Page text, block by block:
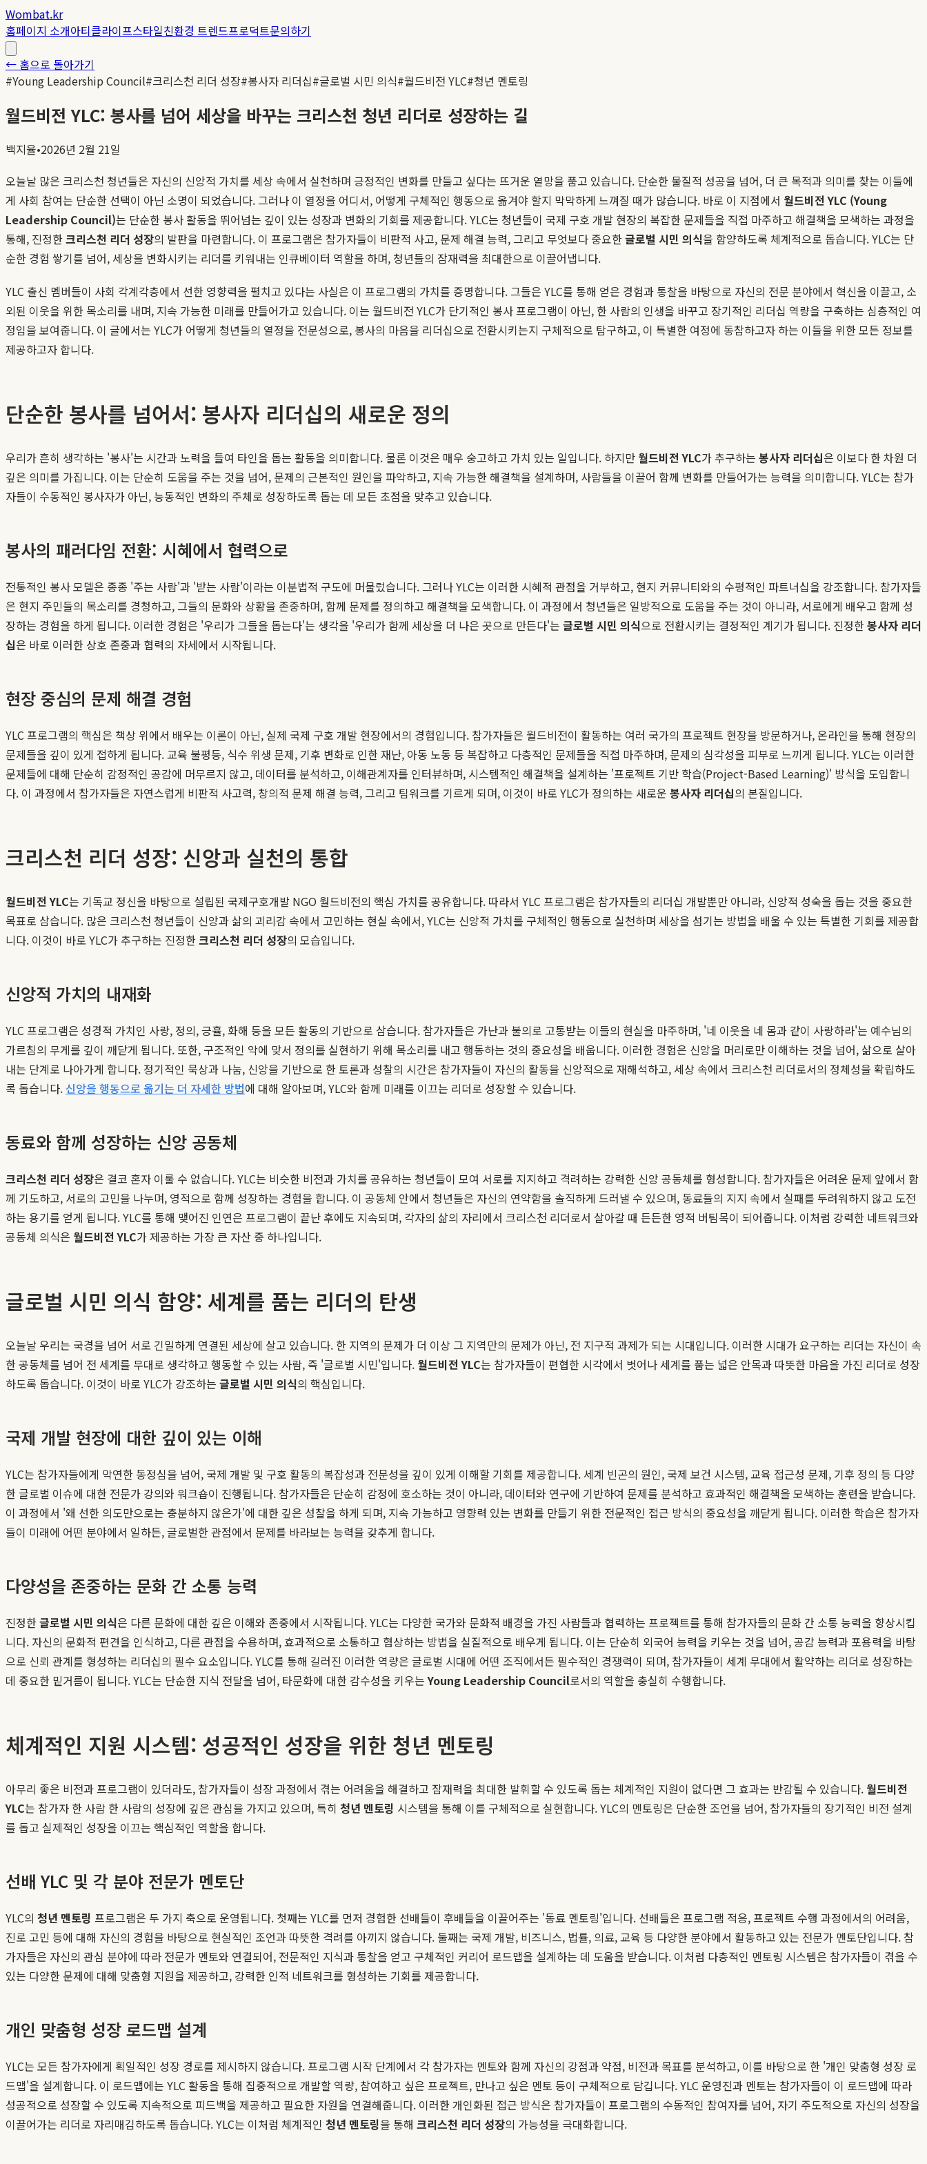
Wombat.kr
홈페이지 소개아티클라이프스타일친환경 트렌드프로덕트문의하기
← 홈으로 돌아가기
#Young Leadership Council#크리스천 리더 성장#봉사자 리더십#글로벌 시민 의식#월드비전 YLC#청년 멘토링
월드비전 YLC: 봉사를 넘어 세상을 바꾸는 크리스천 청년 리더로 성장하는 길
백지율•2026년 2월 21일
오늘날 많은 크리스천 청년들은 자신의 신앙적 가치를 세상 속에서 실천하며 긍정적인 변화를 만들고 싶다는 뜨거운 열망을 품고 있습니다. 단순한 물질적 성공을 넘어, 더 큰 목적과 의미를 찾는 이들에
게 사회 참여는 단순한 선택이 아닌 소명이 되었습니다. 그러나 이 열정을 어디서, 어떻게 구체적인 행동으로 옮겨야 할지 막막하게 느껴질 때가 많습니다. 바로 이 지점에서 월드비전 YLC (Young
Leadership Council)는 단순한 봉사 활동을 뛰어넘는 깊이 있는 성장과 변화의 기회를 제공합니다. YLC는 청년들이 국제 구호 개발 현장의 복잡한 문제들을 직접 마주하고 해결책을 모색하는 과정을
통해, 진정한크리스천 리더 성장의 발판을 마련합니다. 이 프로그램은 참가자들이 비판적 사고, 문제 해결 능력, 그리고 무엇보다 중요한글로벌 시민 의식을 함양하도록 체계적으로 돕습니다. YLC는 단
순한 경험 쌓기를 넘어, 세상을 변화시키는 리더를 키워내는 인큐베이터 역할을 하며, 청년들의 잠재력을 최대한으로 이끌어냅니다.
YLC 출신 멤버들이 사회 각계각층에서 선한 영향력을 펼치고 있다는 사실은 이 프로그램의 가치를 증명합니다. 그들은 YLC를 통해 얻은 경험과 통찰을 바탕으로 자신의 전문 분야에서 혁신을 이끌고, 소
외된 이웃을 위한 목소리를 내며, 지속 가능한 미래를 만들어가고 있습니다. 이는 월드비전 YLC가 단기적인 봉사 프로그램이 아닌, 한 사람의 인생을 바꾸고 장기적인 리더십 역량을 구축하는 심층적인 여
정임을 보여줍니다. 이 글에서는 YLC가 어떻게 청년들의 열정을 전문성으로, 봉사의 마음을 리더십으로 전환시키는지 구체적으로 탐구하고, 이 특별한 여정에 동참하고자 하는 이들을 위한 모든 정보를
제공하고자 합니다.
단순한 봉사를 넘어서: 봉사자 리더십의 새로운 정의
우리가 흔히 생각하는 '봉사'는 시간과 노력을 들여 타인을 돕는 활동을 의미합니다. 물론 이것은 매우 숭고하고 가치 있는 일입니다. 하지만 월드비전 YLC가 추구하는 봉사자 리더십은 이보다 한 차원 더
깊은 의미를 가집니다. 이는 단순히 도움을 주는 것을 넘어, 문제의 근본적인 원인을 파악하고, 지속 가능한 해결책을 설계하며, 사람들을 이끌어 함께 변화를 만들어가는 능력을 의미합니다. YLC는 참가
자들이 수동적인 봉사자가 아닌, 능동적인 변화의 주체로 성장하도록 돕는 데 모든 초점을 맞추고 있습니다.
봉사의 패러다임 전환: 시혜에서 협력으로
전통적인 봉사 모델은 종종 '주는 사람'과 '받는 사람'이라는 이분법적 구도에 머물렀습니다. 그러나 YLC는 이러한 시혜적 관점을 거부하고, 현지 커뮤니티와의 수평적인 파트너십을 강조합니다. 참가자들
은 현지 주민들의 목소리를 경청하고, 그들의 문화와 상황을 존중하며, 함께 문제를 정의하고 해결책을 모색합니다. 이 과정에서 청년들은 일방적으로 도움을 주는 것이 아니라, 서로에게 배우고 함께 성
장하는 경험을 하게 됩니다. 이러한 경험은 '우리가 그들을 돕는다'는 생각을 '우리가 함께 세상을 더 나은 곳으로 만든다'는 글로벌 시민 의식으로 전환시키는 결정적인 계기가 됩니다. 진정한봉사자 리더
십은 바로 이러한 상호 존중과 협력의 자세에서 시작됩니다.
현장 중심의 문제 해결 경험
YLC 프로그램의 핵심은 책상 위에서 배우는 이론이 아닌, 실제 국제 구호 개발 현장에서의 경험입니다. 참가자들은 월드비전이 활동하는 여러 국가의 프로젝트 현장을 방문하거나, 온라인을 통해 현장의
문제들을 깊이 있게 접하게 됩니다. 교육 불평등, 식수 위생 문제, 기후 변화로 인한 재난, 아동 노동 등 복잡하고 다층적인 문제들을 직접 마주하며, 문제의 심각성을 피부로 느끼게 됩니다. YLC는 이러한
문제들에 대해 단순히 감정적인 공감에 머무르지 않고, 데이터를 분석하고, 이해관계자를 인터뷰하며, 시스템적인 해결책을 설계하는 '프로젝트 기반 학습(Project-Based Learning)' 방식을 도입합니
다. 이 과정에서 참가자들은 자연스럽게 비판적 사고력, 창의적 문제 해결 능력, 그리고 팀워크를 기르게 되며, 이것이 바로 YLC가 정의하는 새로운 봉사자 리더십의 본질입니다.
크리스천 리더 성장: 신앙과 실천의 통합
월드비전 YLC는 기독교 정신을 바탕으로 설립된 국제구호개발 NGO 월드비전의 핵심 가치를 공유합니다. 따라서 YLC 프로그램은 참가자들의 리더십 개발뿐만 아니라, 신앙적 성숙을 돕는 것을 중요한
목표로 삼습니다. 많은 크리스천 청년들이 신앙과 삶의 괴리감 속에서 고민하는 현실 속에서, YLC는 신앙적 가치를 구체적인 행동으로 실천하며 세상을 섬기는 방법을 배울 수 있는 특별한 기회를 제공합
니다. 이것이 바로 YLC가 추구하는 진정한크리스천 리더 성장의 모습입니다.
신앙적 가치의 내재화
YLC 프로그램은 성경적 가치인 사랑, 정의, 긍휼, 화해 등을 모든 활동의 기반으로 삼습니다. 참가자들은 가난과 불의로 고통받는 이들의 현실을 마주하며, '네 이웃을 네 몸과 같이 사랑하라'는 예수님의
가르침의 무게를 깊이 깨닫게 됩니다. 또한, 구조적인 악에 맞서 정의를 실현하기 위해 목소리를 내고 행동하는 것의 중요성을 배웁니다. 이러한 경험은 신앙을 머리로만 이해하는 것을 넘어, 삶으로 살아
내는 단계로 나아가게 합니다. 정기적인 묵상과 나눔, 신앙을 기반으로 한 토론과 성찰의 시간은 참가자들이 자신의 활동을 신앙적으로 재해석하고, 세상 속에서 크리스천 리더로서의 정체성을 확립하도
록 돕습니다. 신앙을 행동으로 옮기는 더 자세한 방법에 대해 알아보며, YLC와 함께 미래를 이끄는 리더로 성장할 수 있습니다.
동료와 함께 성장하는 신앙 공동체
크리스천 리더 성장은 결코 혼자 이룰 수 없습니다. YLC는 비슷한 비전과 가치를 공유하는 청년들이 모여 서로를 지지하고 격려하는 강력한 신앙 공동체를 형성합니다. 참가자들은 어려운 문제 앞에서 함
께 기도하고, 서로의 고민을 나누며, 영적으로 함께 성장하는 경험을 합니다. 이 공동체 안에서 청년들은 자신의 연약함을 솔직하게 드러낼 수 있으며, 동료들의 지지 속에서 실패를 두려워하지 않고 도전
하는 용기를 얻게 됩니다. YLC를 통해 맺어진 인연은 프로그램이 끝난 후에도 지속되며, 각자의 삶의 자리에서 크리스천 리더로서 살아갈 때 든든한 영적 버팀목이 되어줍니다. 이처럼 강력한 네트워크와
공동체 의식은 월드비전 YLC가 제공하는 가장 큰 자산 중 하나입니다.
글로벌 시민 의식 함양: 세계를 품는 리더의 탄생
오늘날 우리는 국경을 넘어 서로 긴밀하게 연결된 세상에 살고 있습니다. 한 지역의 문제가 더 이상 그 지역만의 문제가 아닌, 전 지구적 과제가 되는 시대입니다. 이러한 시대가 요구하는 리더는 자신이 속
한 공동체를 넘어 전 세계를 무대로 생각하고 행동할 수 있는 사람, 즉 '글로벌 시민'입니다. 월드비전 YLC는 참가자들이 편협한 시각에서 벗어나 세계를 품는 넓은 안목과 따뜻한 마음을 가진 리더로 성장
하도록 돕습니다. 이것이 바로 YLC가 강조하는 글로벌 시민 의식의 핵심입니다.
국제 개발 현장에 대한 깊이 있는 이해
YLC는 참가자들에게 막연한 동정심을 넘어, 국제 개발 및 구호 활동의 복잡성과 전문성을 깊이 있게 이해할 기회를 제공합니다. 세계 빈곤의 원인, 국제 보건 시스템, 교육 접근성 문제, 기후 정의 등 다양
한 글로벌 이슈에 대한 전문가 강의와 워크숍이 진행됩니다. 참가자들은 단순히 감정에 호소하는 것이 아니라, 데이터와 연구에 기반하여 문제를 분석하고 효과적인 해결책을 모색하는 훈련을 받습니다.
이 과정에서 '왜 선한 의도만으로는 충분하지 않은가'에 대한 깊은 성찰을 하게 되며, 지속 가능하고 영향력 있는 변화를 만들기 위한 전문적인 접근 방식의 중요성을 깨닫게 됩니다. 이러한 학습은 참가자
들이 미래에 어떤 분야에서 일하든, 글로벌한 관점에서 문제를 바라보는 능력을 갖추게 합니다.
다양성을 존중하는 문화 간 소통 능력
진정한글로벌 시민 의식은 다른 문화에 대한 깊은 이해와 존중에서 시작됩니다. YLC는 다양한 국가와 문화적 배경을 가진 사람들과 협력하는 프로젝트를 통해 참가자들의 문화 간 소통 능력을 향상시킵
니다. 자신의 문화적 편견을 인식하고, 다른 관점을 수용하며, 효과적으로 소통하고 협상하는 방법을 실질적으로 배우게 됩니다. 이는 단순히 외국어 능력을 키우는 것을 넘어, 공감 능력과 포용력을 바탕
으로 신뢰 관계를 형성하는 리더십의 필수 요소입니다. YLC를 통해 길러진 이러한 역량은 글로벌 시대에 어떤 조직에서든 필수적인 경쟁력이 되며, 참가자들이 세계 무대에서 활약하는 리더로 성장하는
데 중요한 밑거름이 됩니다. YLC는 단순한 지식 전달을 넘어, 타문화에 대한 감수성을 키우는Young Leadership Council로서의 역할을 충실히 수행합니다.
체계적인 지원 시스템: 성공적인 성장을 위한 청년 멘토링
아무리 좋은 비전과 프로그램이 있더라도, 참가자들이 성장 과정에서 겪는 어려움을 해결하고 잠재력을 최대한 발휘할 수 있도록 돕는 체계적인 지원이 없다면 그 효과는 반감될 수 있습니다. 월드비전
YLC는 참가자 한 사람 한 사람의 성장에 깊은 관심을 가지고 있으며, 특히 청년 멘토링 시스템을 통해 이를 구체적으로 실현합니다. YLC의 멘토링은 단순한 조언을 넘어, 참가자들의 장기적인 비전 설계
를 돕고 실제적인 성장을 이끄는 핵심적인 역할을 합니다.
선배 YLC 및 각 분야 전문가 멘토단
YLC의 청년 멘토링 프로그램은 두 가지 축으로 운영됩니다. 첫째는 YLC를 먼저 경험한 선배들이 후배들을 이끌어주는 '동료 멘토링'입니다. 선배들은 프로그램 적응, 프로젝트 수행 과정에서의 어려움,
진로 고민 등에 대해 자신의 경험을 바탕으로 현실적인 조언과 따뜻한 격려를 아끼지 않습니다. 둘째는 국제 개발, 비즈니스, 법률, 의료, 교육 등 다양한 분야에서 활동하고 있는 전문가 멘토단입니다. 참
가자들은 자신의 관심 분야에 따라 전문가 멘토와 연결되어, 전문적인 지식과 통찰을 얻고 구체적인 커리어 로드맵을 설계하는 데 도움을 받습니다. 이처럼 다층적인 멘토링 시스템은 참가자들이 겪을 수
있는 다양한 문제에 대해 맞춤형 지원을 제공하고, 강력한 인적 네트워크를 형성하는 기회를 제공합니다.
개인 맞춤형 성장 로드맵 설계
YLC는 모든 참가자에게 획일적인 성장 경로를 제시하지 않습니다. 프로그램 시작 단계에서 각 참가자는 멘토와 함께 자신의 강점과 약점, 비전과 목표를 분석하고, 이를 바탕으로 한 '개인 맞춤형 성장 로
드맵'을 설계합니다. 이 로드맵에는 YLC 활동을 통해 집중적으로 개발할 역량, 참여하고 싶은 프로젝트, 만나고 싶은 멘토 등이 구체적으로 담깁니다. YLC 운영진과 멘토는 참가자들이 이 로드맵에 따라
성공적으로 성장할 수 있도록 지속적으로 피드백을 제공하고 필요한 자원을 연결해줍니다. 이러한 개인화된 접근 방식은 참가자들이 프로그램의 수동적인 참여자를 넘어, 자기 주도적으로 자신의 성장을
이끌어가는 리더로 자리매김하도록 돕습니다. YLC는 이처럼 체계적인 청년 멘토링을 통해 크리스천 리더 성장의 가능성을 극대화합니다.